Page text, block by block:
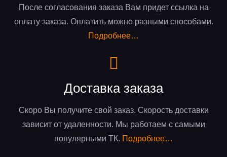
После согласования заказа Вам придет ссылка на
оплату заказа. Оплатить можно разными способами.
Подробнее…
Доставка заказа
Скоро Вы получите свой заказ. Скорость доставки
зависит от удаленности. Мы работаем с самыми
популярными ТК. Подробнее…